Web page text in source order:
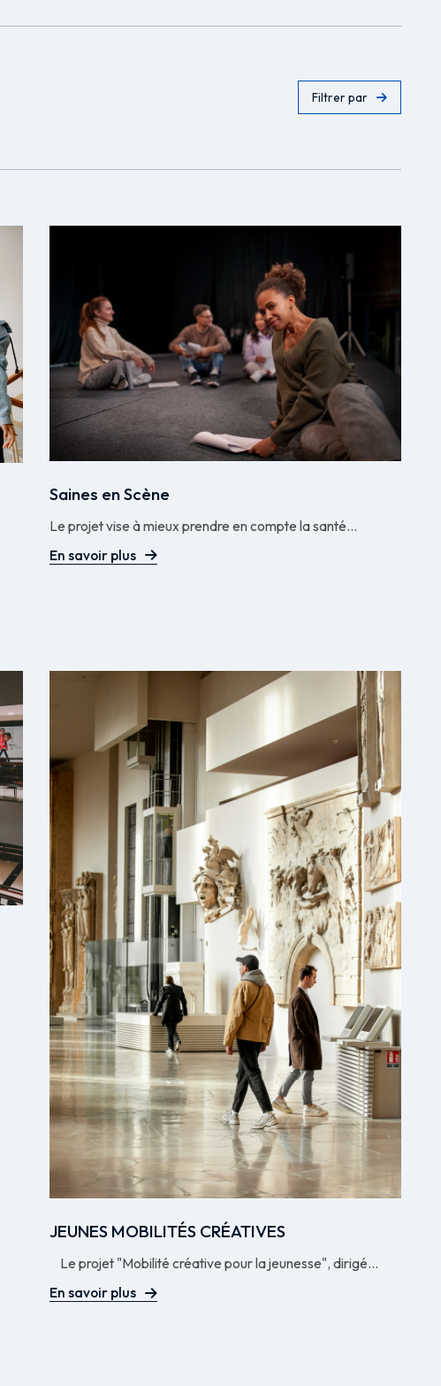
Filtrer par
Saines en Scène
Le projet vise à mieux prendre en compte la santé...
En savoir plus
JEUNES MOBILITÉS CRÉATIVES
Le projet "Mobilité créative pour la jeunesse", dirigé...
En savoir plus